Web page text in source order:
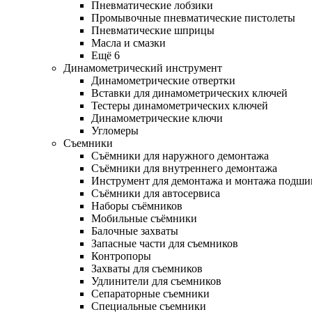
Пневматические лобзики
Промывочные пневматические пистолеты
Пневматические шприцы
Масла и смазки
Ещё 6
Динамометрический инструмент
Динамометрические отвертки
Вставки для динамометрических ключей
Тестеры динамометрических ключей
Динамометрические ключи
Угломеры
Съемники
Съёмники для наружного демонтажа
Съёмники для внутреннего демонтажа
Инструмент для демонтажа и монтажа
Съёмники для автосервиса
Наборы съёмников
Мобильные съёмники
Балочные захваты
Запасные части для съемников
Контропоры
Захваты для съемников
Удлинители для съемников
Сепараторные съемники
Специальные съемники